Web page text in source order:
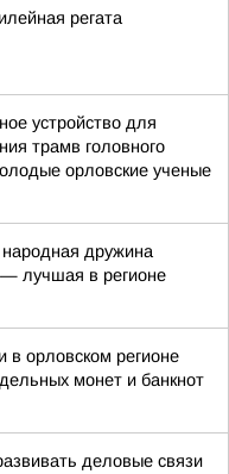
регата
устройство для
трамв головного
орловские ученые
дружина
— лучшая в регионе
в орловском регионе
монет и банкнот
деловые связи